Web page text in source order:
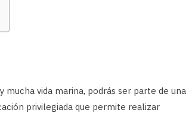
vida marina, podrás ser parte de una
privilegiada que permite realizar